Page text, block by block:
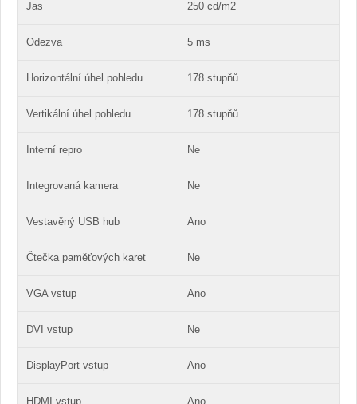
Jas 250 cd/m2
Odezva 5 ms
Horizontální úhel pohledu 178 stupňů
Vertikální úhel pohledu 178 stupňů
Interní repro Ne
Integrovaná kamera Ne
Vestavěný USB hub Ano
Čtečka paměťových karet Ne
VGA vstup Ano
DVI vstup Ne
DisplayPort vstup Ano
HDMI vstup Ano